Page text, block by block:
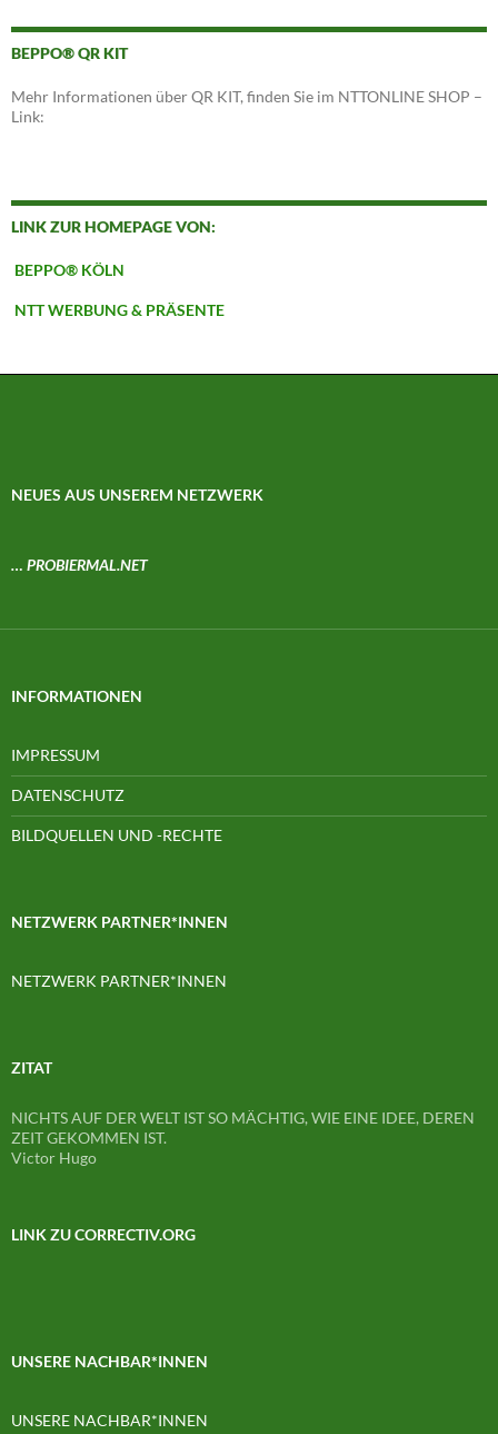
BEPPO® QR KIT
Mehr Informationen über QR KIT, finden Sie im NTTONLINE SHOP –
Link:
LINK ZUR HOMEPAGE VON:
BEPPO® KÖLN
NTT WERBUNG & PRÄSENTE
NEUES AUS UNSEREM NETZWERK
… PROBIERMAL.NET
INFORMATIONEN
IMPRESSUM
DATENSCHUTZ
BILDQUELLEN UND -RECHTE
NETZWERK PARTNER*INNEN
NETZWERK PARTNER*INNEN
ZITAT
NICHTS AUF DER WELT IST SO MÄCHTIG, WIE EINE IDEE, DEREN
ZEIT GEKOMMEN IST.
Victor Hugo
LINK ZU CORRECTIV.ORG
UNSERE NACHBAR*INNEN
UNSERE NACHBAR*INNEN